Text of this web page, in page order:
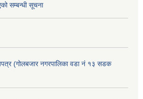
सम्बन्धी सूचना
(गोलबजार नगरपालिका वडा नं १३ सडक